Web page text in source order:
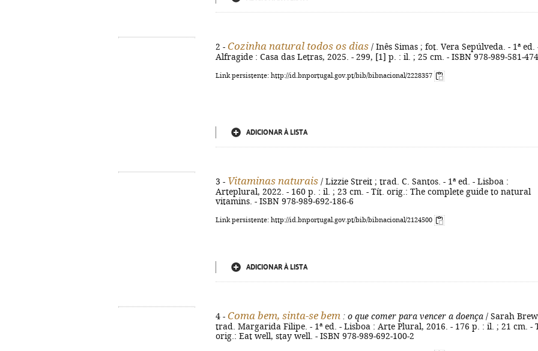
2 - Cozinha natural todos os dias / Inês Simas ; fot. Vera Sepúlveda. - 1ª ed.
Alfragide : Casa das Letras, 2025. - 299, [1] p. : il. ; 25 cm. - ISBN 978-989-581-
Link persistente: http://id.bnportugal.gov.pt/bib/bibnacional/2228357
ADICIONAR À LISTA
3 - Vitaminas naturais / Lizzie Streit ; trad. C. Santos. - 1ª ed. - Lisboa :
Arteplural, 2022. - 160 p. : il. ; 23 cm. - Tít. orig.: The complete guide to natural
vitamins. - ISBN 978-989-692-186-6
Link persistente: http://id.bnportugal.gov.pt/bib/bibnacional/2124500
ADICIONAR À LISTA
4 - Coma bem, sinta-se bem : o que comer para vencer a doença / Sarah
trad. Margarida Filipe. - 1ª ed. - Lisboa : Arte Plural, 2016. - 176 p. : il. ; 21 cm. -
orig.: Eat well, stay well. - ISBN 978-989-692-100-2